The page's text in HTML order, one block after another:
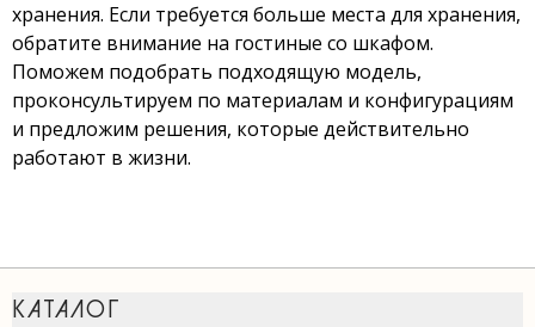
хранения. Если требуется больше места для хранения,
обратите внимание на гостиные со шкафом.
Поможем подобрать подходящую модель,
проконсультируем по материалам и конфигурациям
и предложим решения, которые действительно
работают в жизни.
КАТАЛОГ